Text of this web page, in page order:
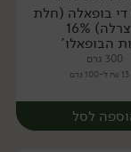
יח׳
די בופאלה (חלת
16%
הבופאלו'
300 גרם
גרם
לסל